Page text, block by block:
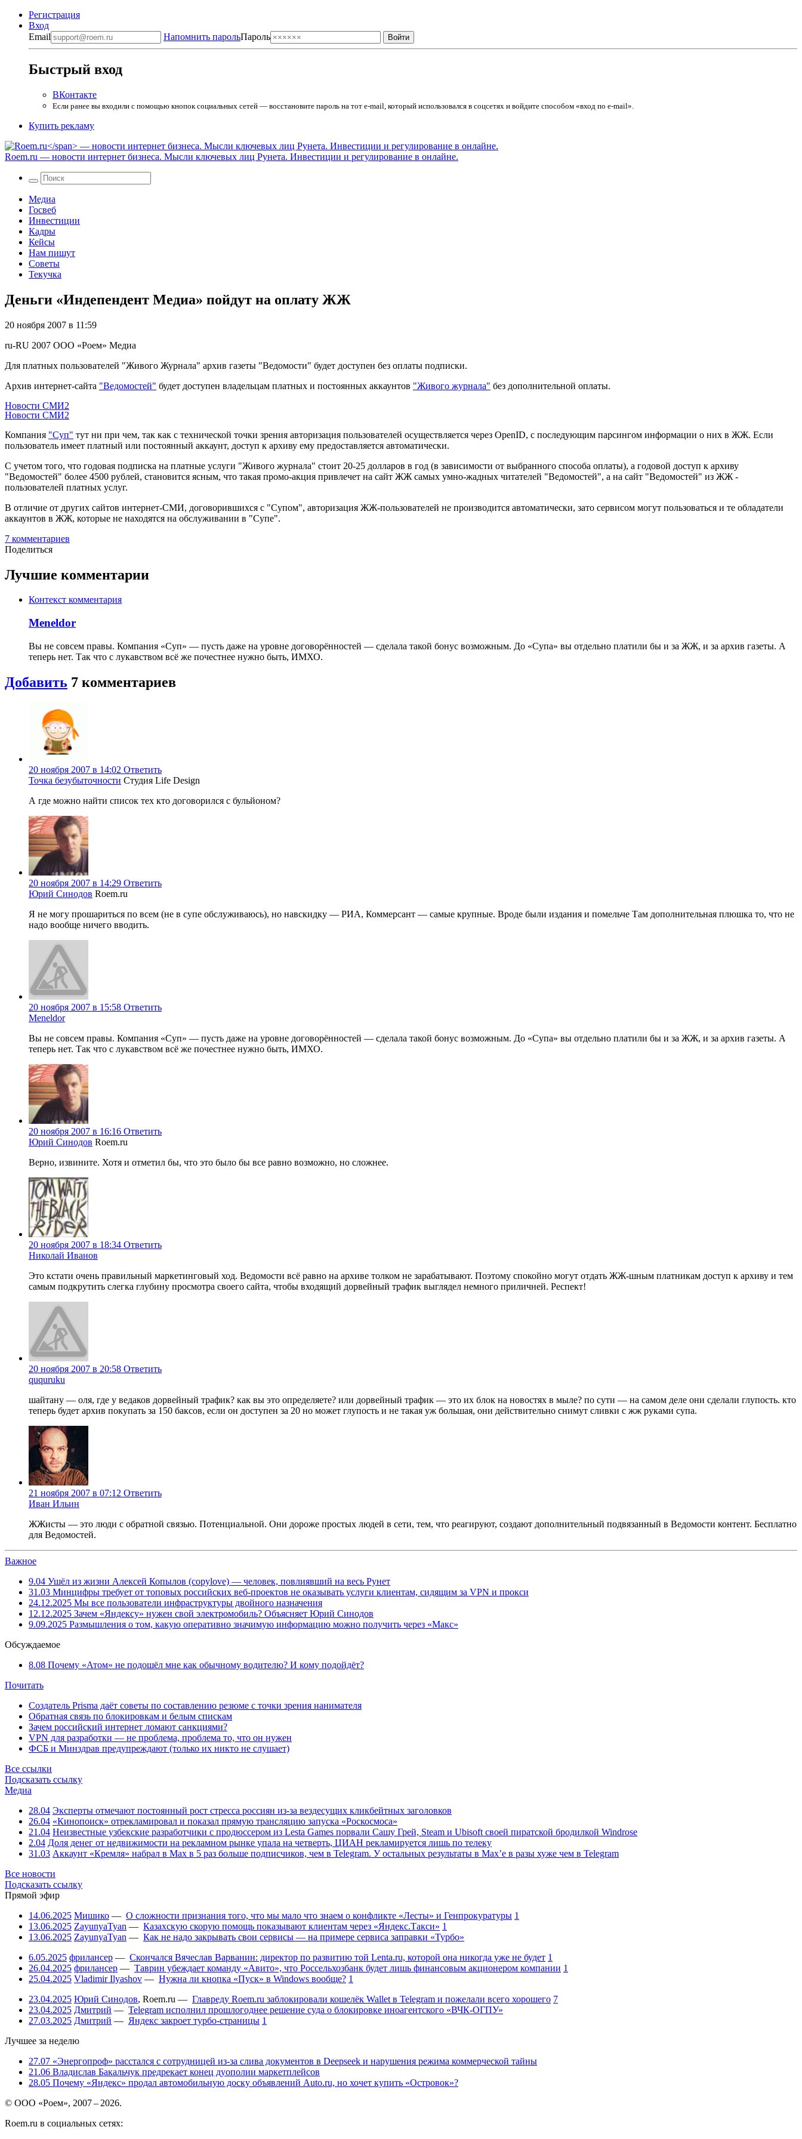
Регистрация
Вход
Email
Напомнить парольПароль
Быстрый вход
ВКонтакте
Если ранее вы входили с помощью кнопок социальных сетей — восстановите пароль на тот e-mail, который использовался в соцсетях и войдите способом «вход по e-mail».
Купить рекламу
Roem.ru — новости интернет бизнеса. Мысли ключевых лиц Рунета. Инвестиции и регулирование в онлайне.
Медиа
Госвеб
Инвестиции
Кадры
Кейсы
Нам пишут
Советы
Текучка
Деньги «Индепендент Медиа» пойдут на оплату ЖЖ
20 ноября 2007 в 11:59
ru-RU 2007 ООО «Роем» Медиа
Для платных пользователей "Живого Журнала" архив газеты "Ведомости" будет доступен без оплаты подписки.
Архив интернет-сайта "Ведомостей" будет доступен владельцам платных и постоянных аккаунтов "Живого журнала" без дополнительной оплаты.
Новости СМИ2
Новости СМИ2
Компания "Суп" тут ни при чем, так как с технической точки зрения авторизация пользователей осуществляется через OpenID, c последующим парсингом информации о них в ЖЖ. Если
пользователь имеет платный или постоянный аккаунт, доступ к архиву ему предоставляется автоматически.
С учетом того, что годовая подписка на платные услуги "Живого журнала" стоит 20-25 долларов в год (в зависимости от выбранного способа оплаты), а годовой доступ к архиву
"Ведомостей" более 4500 рублей, становится ясным, что такая промо-акция привлечет на сайт ЖЖ самых умно-жадных читателей "Ведомостей", а на сайт "Ведомостей" из ЖЖ -
пользователей платных услуг.
В отличие от других сайтов интернет-СМИ, договорившихся с "Супом", авторизация ЖЖ-пользователей не производится автоматически, зато сервисом могут пользоваться и те обладатели
аккаунтов в ЖЖ, которые не находятся на обслуживании в "Супе".
7 комментариев
Поделиться
Лучшие комментарии
Контекст комментария
Meneldor
Вы не совсем правы. Компания «Суп» — пусть даже на уровне договорённостей — сделала такой бонус возможным. До «Супа» вы отдельно платили бы и за ЖЖ, и за архив газеты. А
теперь нет. Так что с лукавством всё же почестнее нужно быть, ИМХО.
Добавить 7 комментариев
20 ноября 2007 в 14:02 Ответить
Точка безубыточности Студия Life Design
А где можно найти список тех кто договорился с бульйоном?
20 ноября 2007 в 14:29 Ответить
Юрий Синодов Roem.ru
Я не могу прошариться по всем (не в супе обслуживаюсь), но навскидку — РИА, Коммерсант — самые крупные. Вроде были издания и помельче Там дополнительная плюшка то, что не
надо вообще ничего вводить.
20 ноября 2007 в 15:58 Ответить
Meneldor
Вы не совсем правы. Компания «Суп» — пусть даже на уровне договорённостей — сделала такой бонус возможным. До «Супа» вы отдельно платили бы и за ЖЖ, и за архив газеты. А
теперь нет. Так что с лукавством всё же почестнее нужно быть, ИМХО.
20 ноября 2007 в 16:16 Ответить
Юрий Синодов Roem.ru
Верно, извините. Хотя и отметил бы, что это было бы все равно возможно, но сложнее.
20 ноября 2007 в 18:34 Ответить
Николай Иванов
Это кстати очень правильный маркетинговый ход. Ведомости всё равно на архиве толком не зарабатывают. Поэтому спокойно могут отдать ЖЖ-шным платникам доступ к архиву и тем
самым подкрутить слегка глубину просмотра своего сайта, чтобы входящий дорвейный трафик выглядел немного приличней. Респект!
20 ноября 2007 в 20:58 Ответить
ququruku
шайтану — оля, где у ведаков дорвейный трафик? как вы это определяете? или дорвейный трафик — это их блок на новостях в мыле? по сути — на самом деле они сделали глупость. кто
теперь будет архив покупать за 150 баксов, если он доступен за 20 но может глупость и не такая уж большая, они действительно снимут сливки с жж руками супа.
21 ноября 2007 в 07:12 Ответить
Иван Ильин
ЖЖисты — это люди с обратной связью. Потенциальной. Они дороже простых людей в сети, тем, что реагируют, создают дополнительный подвязанный в Ведомости контент. Бесплатно
для Ведомостей.
Важное
9.04 Ушёл из жизни Алексей Копылов (copylove) — человек, повлиявший на весь Рунет
31.03 Минцифры требует от топовых российских веб-проектов не оказывать услуги клиентам, сидящим за VPN и прокси
24.12.2025 Мы все пользователи инфраструктуры двойного назначения
12.12.2025 Зачем «Яндексу» нужен свой электромобиль? Объясняет Юрий Синодов
9.09.2025 Размышления о том, какую оперативно значимую информацию можно получить через «Макс»
Обсуждаемое
8.08 Почему «Атом» не подошёл мне как обычному водителю? И кому подойдёт?
Почитать
Создатель Prisma даёт советы по составлению резюме с точки зрения нанимателя
Обратная связь по блокировкам и белым спискам
Зачем российский интернет ломают санкциями?
VPN для разработки — не проблема, проблема то, что он нужен
ФСБ и Минздрав предупреждают (только их никто не слушает)
Все ссылки
Подсказать ссылку
Медиа
28.04 Эксперты отмечают постоянный рост стресса россиян из-за вездесущих кликбейтных заголовков
26.04 «Кинопоиск» отрекламировал и показал прямую трансляцию запуска «Роскосмоса»
21.04 Неизвестные узбекские разработчики с продюссером из Lesta Games порвали Сашу Грей, Steam и Ubisoft своей пиратской бродилкой Windrose
2.04 Доля денег от недвижимости на рекламном рынке упала на четверть, ЦИАН рекламируется лишь по телеку
31.03 Аккаунт «Кремля» набрал в Max в 5 раз больше подписчиков, чем в Telegram. У остальных результаты в Max’е в разы хуже чем в Telegram
Все новости
Подсказать ссылку
Прямой эфир
14.06.2025 Мишико — О сложности признания того, что мы мало что знаем о конфликте «Лесты» и Генпрокуратуры 1
13.06.2025 ZayunyaTyan — Казахскую скорую помощь показывают клиентам через «Яндекс.Такси» 1
13.06.2025 ZayunyaTyan — Как не надо закрывать свои сервисы — на примере сервиса заправки «Турбо»
6.05.2025 фрилансер — Скончался Вячеслав Варванин: директор по развитию той Lenta.ru, которой она никогда уже не будет 1
26.04.2025 фрилансер — Таврин убеждает команду «Авито», что Россельхозбанк будет лишь финансовым акционером компании 1
25.04.2025 Vladimir Ilyashov — Нужна ли кнопка «Пуск» в Windows вообще? 1
23.04.2025 Юрий Синодов, Roem.ru — Главреду Roem.ru заблокировали кошелёк Wallet в Telegram и пожелали всего хорошего 7
23.04.2025 Дмитрий — Telegram исполнил прошлогоднее решение суда о блокировке иноагентского «ВЧК-ОГПУ»
27.03.2025 Дмитрий — Яндекс закроет турбо-страницы 1
Лучшее за неделю
27.07 «Энергопроф» расстался с сотрудницей из-за слива документов в Deepseek и нарушения режима коммерческой тайны
21.06 Владислав Бакальчук предрекает конец дуополии маркетплейсов
28.05 Почему «Яндекс» продал автомобильную доску объявлений Auto.ru, но хочет купить «Островок»?
© ООО «Роем», 2007 – 2026.
Roem.ru в социальных сетях: